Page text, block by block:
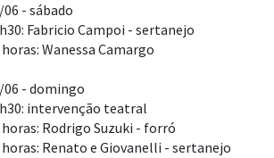
- sábado
Fabricio Campoi - sertanejo
horas: Wanessa Camargo
06 - domingo
intervenção teatral
horas: Rodrigo Suzuki - forró
horas: Renato e Giovanelli - sertanejo